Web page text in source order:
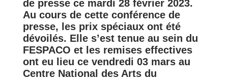
de presse ce mardi 28 février 2023.
Au cours de cette conférence de
presse, les prix spéciaux ont été
dévoilés. Elle s’est tenue au sein du
FESPACO et les remises effectives
ont eu lieu ce vendredi 03 mars au
Centre National des Arts du